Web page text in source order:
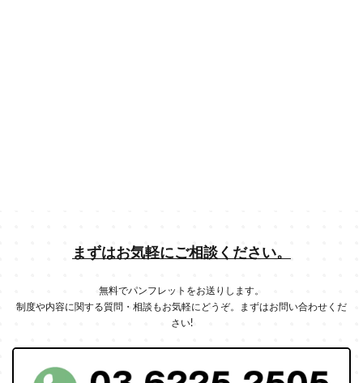
まずはお気軽にご相談ください。
無料でパンフレットをお送りします。
制度や内容に関する質問・相談もお気軽にどうぞ。まずはお問い合わせくだ
さい!